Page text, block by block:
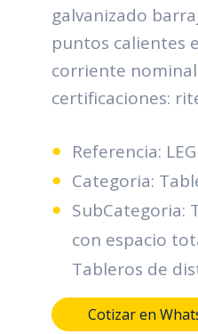
galvanizado
puntos calientes
corriente
certificaciones:
Referencia:
Categoria:
SubCategoria:
con espacio
Tableros de
Cotizar en